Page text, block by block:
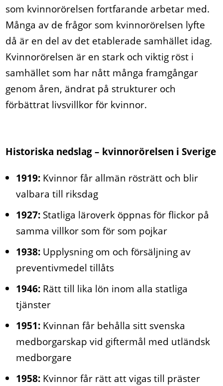
som kvinnorörelsen fortfarande arbetar med.
Många av de frågor som kvinnorörelsen lyfte
då är en del av det etablerade samhället idag.
Kvinnorörelsen är en stark och viktig röst i
samhället som har nått många framgångar
genom åren, ändrat på strukturer och
förbättrat livsvillkor för kvinnor.
Historiska nedslag – kvinnorörelsen i Sverige
1919: Kvinnor får allmän rösträtt och blir
valbara till riksdag
1927: Statliga läroverk öppnas för flickor på
samma villkor som för som pojkar
1938: Upplysning om och försäljning av
preventivmedel tillåts
1946: Rätt till lika lön inom alla statliga
tjänster
1951: Kvinnan får behålla sitt svenska
medborgarskap vid giftermål med utländsk
medborgare
1958: Kvinnor får rätt att vigas till präster